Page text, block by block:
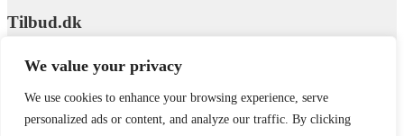
We value your privacy
We use cookies to enhance your browsing experience, serve
personalized ads or content, and analyze our traffic. By clicking
Tilbud.dk
Om Tilbud
Se webshoppen
© tilbud.dk 2026